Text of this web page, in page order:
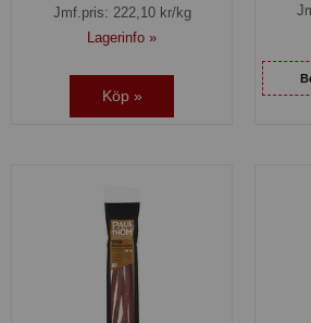
Jmf.pris: 222,10kr/kg
Lagerinfo »
Köp »